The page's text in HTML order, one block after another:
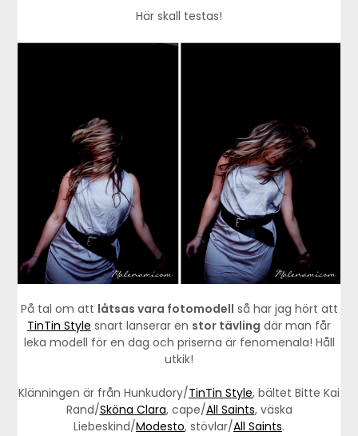
Här skall testas!
På tal om att låtsas vara fotomodell så har jag hört att
TinTin Style snart lanserar en stor tävling där man får
leka modell för en dag och priserna är fenomenala! Håll
utkik!
Klänningen är från Hunkudory/TinTin Style, bältet Bitte Kai
Rand/Sköna Clara, cape/All Saints, väska
Liebeskind/Modesto, stövlar/All Saints.